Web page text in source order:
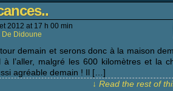
2012 at 17 h 00 min
De Didoune
demain et serons donc à la maison
l’aller, malgré les 600 kilomètres et la
agréable demain ! Il […]
↓ Read the rest of